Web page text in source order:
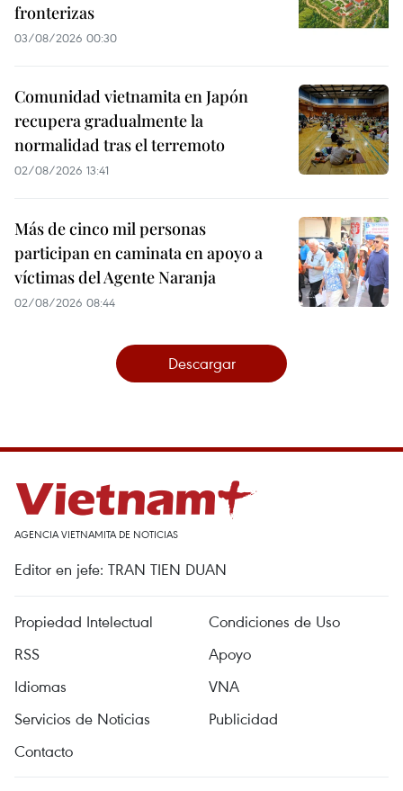
fronterizas
03/08/2026 00:30
Comunidad vietnamita en Japón
recupera gradualmente la
normalidad tras el terremoto
02/08/2026 13:41
Más de cinco mil personas
participan en caminata en apoyo a
víctimas del Agente Naranja
02/08/2026 08:44
Descargar
AGENCIA VIETNAMITA DE NOTICIAS
Editor en jefe: TRAN TIEN DUAN
Propiedad Intelectual
Condiciones de Uso
RSS
Apoyo
Idiomas
VNA
Servicios de Noticias
Publicidad
Contacto